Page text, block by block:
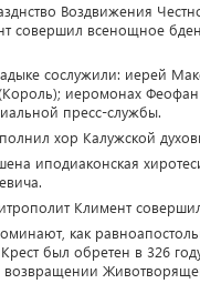
Воздвижения
совершил всенощное
сослужили: иерей
иеромонах
пресс-службы.
хор Калужской
иподиаконская
Климент
как
был обретен в 326
возвращении